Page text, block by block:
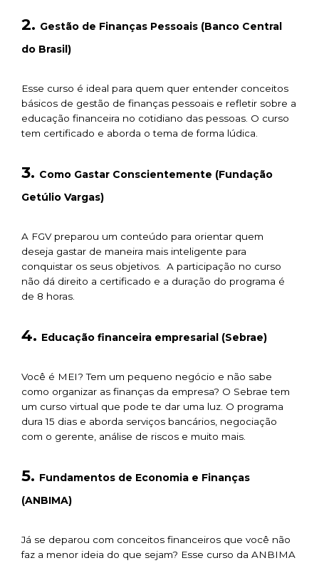
2. Gestão de Finanças Pessoais (Banco Central
do Brasil)
Esse curso é ideal para quem quer entender conceitos
básicos de gestão de finanças pessoais e refletir sobre a
educação financeira no cotidiano das pessoas. O curso
tem certificado e aborda o tema de forma lúdica.
3. Como Gastar Conscientemente (Fundação
Getúlio Vargas)
A FGV preparou um conteúdo para orientar quem
deseja gastar de maneira mais inteligente para
conquistar os seus objetivos. A participação no curso
não dá direito a certificado e a duração do programa é
de 8 horas.
4. Educação financeira empresarial (Sebrae)
Você é MEI? Tem um pequeno negócio e não sabe
como organizar as finanças da empresa? O Sebrae tem
um curso virtual que pode te dar uma luz. O programa
dura 15 dias e aborda serviços bancários, negociação
com o gerente, análise de riscos e muito mais.
5. Fundamentos de Economia e Finanças
(ANBIMA)
Já se deparou com conceitos financeiros que você não
faz a menor ideia do que sejam? Esse curso da ANBIMA